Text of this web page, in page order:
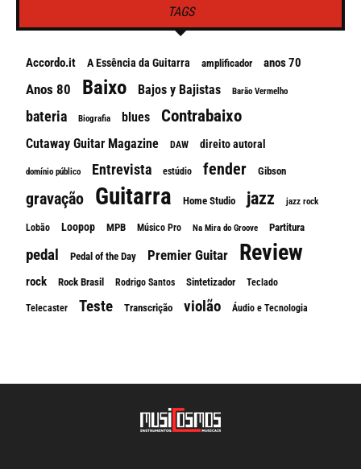
TAGS
Accordo.it A Essência da Guitarra amplificador anos 70
Anos 80 Baixo Bajos y Bajistas Barão Vermelho
bateria Biografia blues Contrabaixo
Cutaway Guitar Magazine DAW direito autoral
domínio público Entrevista estúdio fender Gibson
gravação Guitarra Home Studio jazz jazz rock
Lobão Loopop MPB Músico Pro Na Mira do Groove Partitura
pedal Pedal of the Day Premier Guitar Review
rock Rock Brasil Rodrigo Santos Sintetizador Teclado
Telecaster Teste Transcrição violão Áudio e Tecnologia